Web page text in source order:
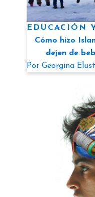
EDUCACIÓN
Cómo hizo
dejen de
Por Georgina